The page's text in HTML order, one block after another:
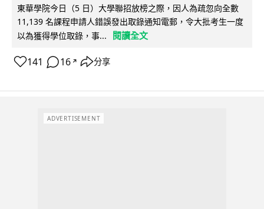
東華學院今日（5 日）大學聯招放榜之際，因人為疏忽向全數
11,139 名課程申請人錯誤發出取錄通知電郵，令大批考生一度
以為獲得學位取錄，事...
閱讀全文
141 16 ↗ 分享
ADVERTISEMENT